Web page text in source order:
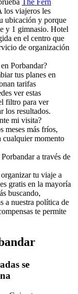
The Fern
los viajeros les
ubicación y porque
y 1 gimnasio. Hotel
en el centro que
de organización
Porbandar?
tus planes en
tarifas
ver estas
filtro para ver
los resultados.
mi visita?
meses más fríos,
cualquier momento
a través de
tu viaje a
gratis en la mayoría
buscando,
a nuestra política de
te permite
se